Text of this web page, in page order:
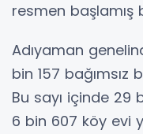
resmen başlamış
Adıyaman
bin 157
Bu sayı içinde 29
6 bin 607 köy evi